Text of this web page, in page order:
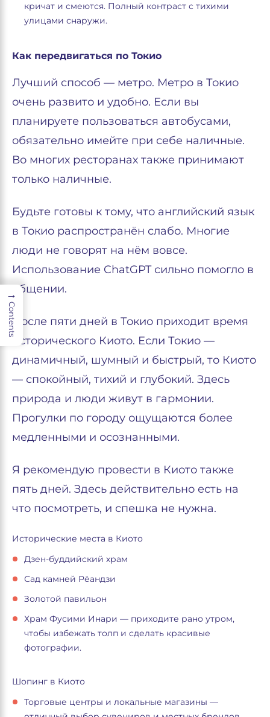
кричат и смеются. Полный контраст с тихими
улицами снаружи.
Как передвигаться по Токио
Лучший способ — метро. Метро в Токио
очень развито и удобно. Если вы
планируете пользоваться автобусами,
обязательно имейте при себе наличные.
Во многих ресторанах также принимают
только наличные.
Будьте готовы к тому, что английский язык
в Токио распространён слабо. Многие
люди не говорят на нём вовсе.
Использование ChatGPT сильно помогло в
общении.
После пяти дней в Токио приходит время
исторического Киото. Если Токио —
динамичный, шумный и быстрый, то Киото
— спокойный, тихий и глубокий. Здесь
природа и люди живут в гармонии.
Прогулки по городу ощущаются более
медленными и осознанными.
Я рекомендую провести в Киото также
пять дней. Здесь действительно есть на
что посмотреть, и спешка не нужна.
Исторические места в Киото
Дзен-буддийский храм
Сад камней Рёандзи
Золотой павильон
Храм Фусими Инари — приходите рано утром,
чтобы избежать толп и сделать красивые
фотографии.
Шопинг в Киото
Торговые центры и локальные магазины —
→
Contents